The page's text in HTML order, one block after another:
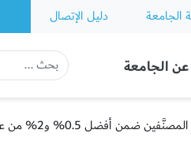
الجامعة دليل الإتصال
عن الجامعة
و2% من علماء العالم